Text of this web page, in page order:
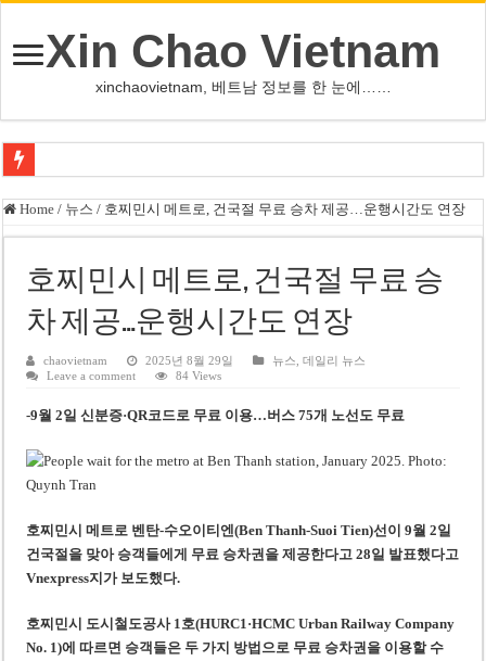
Xin Chao Vietnam
xinchaovietnam, 베트남 정보를 한 눈에……
하노이-하이퐁 고속도로 차량 투석 용의자 신원 확인
베트남 증시 업그레이드, 수십억 달러 유입 전망…수혜주는
베트남주식 VN지수 1,800선 돌파 기대…증권사, 유망 종목 제시
하노이 쌍둥이 타워 99층 부지 현장…세계 최고층 빌딩 추진
베트남주식 SST, 2025년 현금 배당 80% 결정…과거 최대 350% 지급 이력
베트남 전자비자 사기 웹사이트 주의…외국인 여행자 피해 경보
호주 젯스타, 내년부터 기내 수납칸 이용 유료화
베트남, 8월부터 토지·측량 처벌 강화… 기획사 코뮌 위원장 과태료 상한 50
호찌민시, 약 6,500㎡ 토지 용도변경 승인…리조트 개발 추진
Home / 뉴스 / 호찌민시 메트로, 건국절 무료 승차 제공…운행시간도 연장
호찌민시 메트로, 건국절 무료 승
차 제공…운행시간도 연장
chaovietnam 2025년 8월 29일 뉴스 ,데일리 뉴스
Leave a comment
84 Views
-9월 2일 신분증·QR코드로 무료 이용…버스 75개 노선도 무료
호찌민시 메트로 벤탄-수오이티엔(Ben Thanh-Suoi Tien)선이 9월 2일
건국절을 맞아 승객들에게 무료 승차권을 제공한다고 28일 발표했다고
Vnexpress지가 보도했다.
호찌민시 도시철도공사 1호(HURC1·HCMC Urban Railway Company
No. 1)에 따르면 승객들은 두 가지 방법으로 무료 승차권을 이용할 수